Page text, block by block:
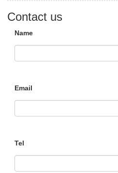
Contact us
Name
Email
Tel